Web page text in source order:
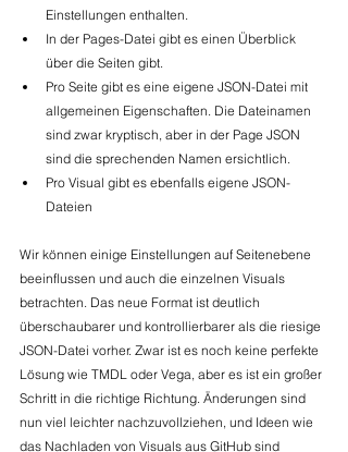
Einstellungen enthalten.
In der Pages-Datei gibt es einen Überblick
über die Seiten gibt.
Pro Seite gibt es eine eigene JSON-Datei mit
allgemeinen Eigenschaften. Die Dateinamen
sind zwar kryptisch, aber in der Page JSON
sind die sprechenden Namen ersichtlich.
Pro Visual gibt es ebenfalls eigene JSON-
Dateien
Wir können einige Einstellungen auf Seitenebene
beeinflussen und auch die einzelnen Visuals
betrachten. Das neue Format ist deutlich
überschaubarer und kontrollierbarer als die riesige
JSON-Datei vorher. Zwar ist es noch keine perfekte
Lösung wie TMDL oder Vega, aber es ist ein großer
Schritt in die richtige Richtung. Änderungen sind
nun viel leichter nachzuvollziehen, und Ideen wie
das Nachladen von Visuals aus GitHub sind